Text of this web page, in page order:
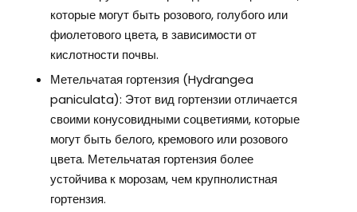
которые могут быть розового, голубого или
фиолетового цвета, в зависимости от
кислотности почвы.
Метельчатая гортензия (Hydrangea
paniculata): Этот вид гортензии отличается
своими конусовидными соцветиями, которые
могут быть белого, кремового или розового
цвета. Метельчатая гортензия более
устойчива к морозам, чем крупнолистная
гортензия.